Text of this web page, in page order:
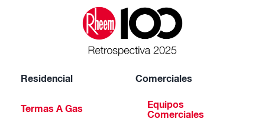
Residencial
Termas A Gas
Comerciales
Equipos
Comerciales